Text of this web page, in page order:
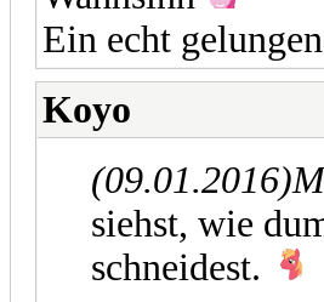
Ein echt
Koyo
(09.01.2016)
siehst, wie
schneidest.